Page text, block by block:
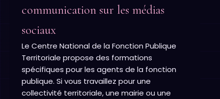
communication sur les médias
sociaux
Le Centre National de la Fonction Publique
Territoriale propose des formations
spécifiques pour les agents de la fonction
publique. Si vous travaillez pour une
collectivité territoriale, une mairie ou une